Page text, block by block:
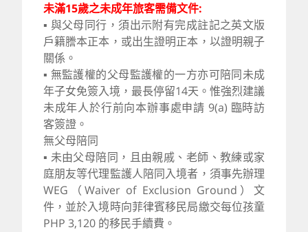
未滿15歲之未成年旅客需備文件:
▪ 與父母同行，須出示附有完成註記之英文版
戶籍謄本正本，或出生證明正本，以證明親子
關係。
▪ 無監護權的父母監護權的一方亦可陪同未成
年子女免簽入境，最長停留14天。惟強烈建議
未成年人於行前向本辦事處申請 9(a) 臨時訪
客簽證。
無父母陪同
▪ 未由父母陪同，且由親戚、老師、教練或家
庭朋友等代理監護人陪同入境者，須事先辦理
WEG（Waiver of Exclusion Ground）文
件，並於入境時向菲律賓移民局繳交每位孩童
PHP 3,120 的移民手續費。